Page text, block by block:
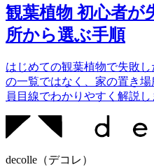
観葉植物 初心者が
所から選ぶ手順
はじめての観葉植物で失敗
の一覧ではなく、家の置き
員目線でわかりやすく解説し
decolle （デコレ ）